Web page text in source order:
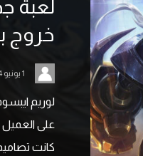
لعبة
خروج
1 يونيو 2024
لوريم
على
كانت